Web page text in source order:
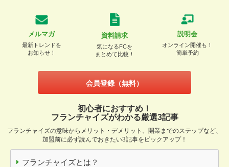
メルマガ
最新トレンドを
お知らせ！
資料請求
気になるFCを
まとめて比較！
説明会
オンライン開催も！
簡単予約
会員登録（無料）
初心者におすすめ！
フランチャイズがわかる厳選3記事
フランチャイズの意味からメリット・デメリット、開業までのステップなど、
加盟前に必ず読んでおきたい3記事をピックアップ！
フランチャイズとは？